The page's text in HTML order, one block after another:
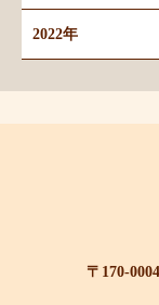
2022年
〒170-